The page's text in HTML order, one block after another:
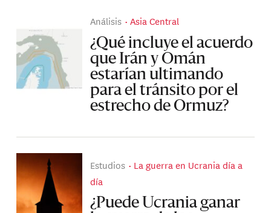
Análisis Asia Central
¿Qué incluye el acuerdo
que Irán y Omán
estarían ultimando
para el tránsito por el
estrecho de Ormuz?
Estudios
La guerra en Ucrania día a
día
¿Puede Ucrania ganar